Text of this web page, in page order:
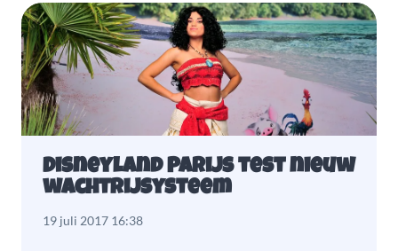
Disneyland Parijs test nieuw
wachtrijsysteem
19 juli 2017 16:38